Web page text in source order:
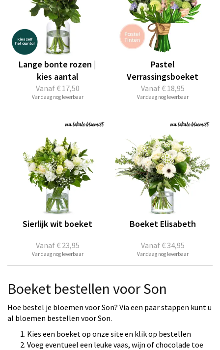
Vanaf€ 17,50
Lange bonte rozen |
kies aantal
Vandaag nog leverbaar
Vanaf€ 18,95
Pastel
Verrassingsboeket
Vandaag nog leverbaar
Vanaf€ 23,95
Sierlijk wit boeket
Vandaag nog leverbaar
Vanaf€ 34,95
Boeket Elisabeth
Vandaag nog leverbaar
Boeket bestellen voor Son
Hoe bestel je bloemen voor Son? Via een paar stappen kunt u
al bloemen bestellen voor Son.
Kies een boeket op onze site en klik op bestellen
Voeg eventueel een leuke vaas, wijn of chocolade toe